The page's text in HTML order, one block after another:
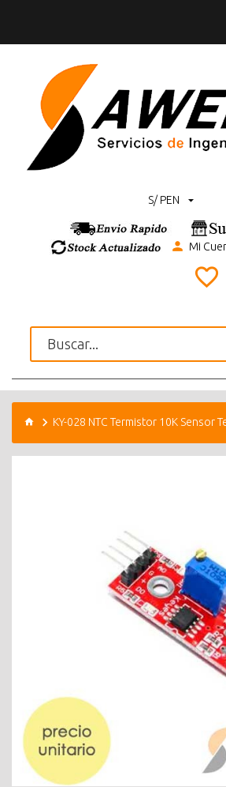
S/ PEN
Mi
KY-028 NTC Termistor 10K Sensor